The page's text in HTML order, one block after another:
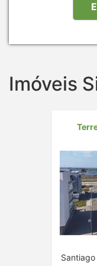
Imóveis
Santiago